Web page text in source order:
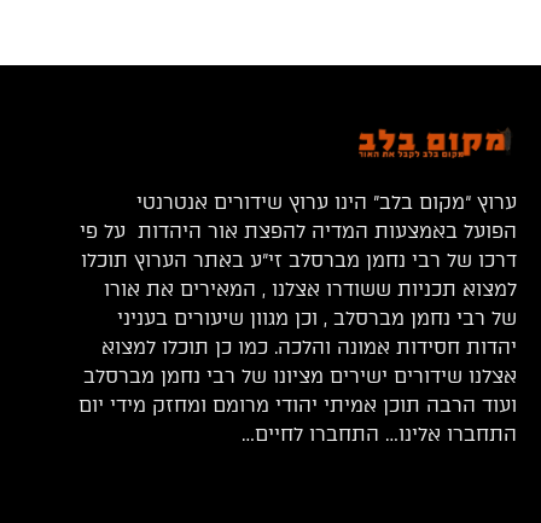
ערוץ “מקום בלב” הינו ערוץ שידורים אנטרנטי
הפועל באמצעות המדיה להפצת אור היהדות על פי
דרכו של רבי נחמן מברסלב זי”ע באתר הערוץ תוכלו
למצוא תכניות ששודרו אצלנו , המאירים את אורו
של רבי נחמן מברסלב , וכן מגוון שיעורים בעניני
יהדות חסידות אמונה והלכה. כמו כן תוכלו למצוא
אצלנו שידורים ישירים מציונו של רבי נחמן מברסלב
ועוד הרבה תוכן אמיתי יהודי מרומם ומחזק מידי יום
התחברו אלינו… התחברו לחיים…